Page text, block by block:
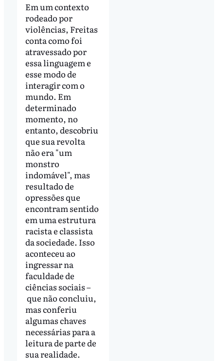
Em um contexto
rodeado por
violências, Freitas
conta como foi
atravessado por
essa linguagem e
esse modo de
interagir com o
mundo. Em
determinado
momento, no
entanto, descobriu
que sua revolta
não era "um
monstro
indomável", mas
resultado de
opressões que
encontram sentido
em uma estrutura
racista e classista
da sociedade. Isso
aconteceu ao
ingressar na
faculdade de
ciências sociais –
que não concluiu,
mas conferiu
algumas chaves
necessárias para a
leitura de parte de
sua realidade.